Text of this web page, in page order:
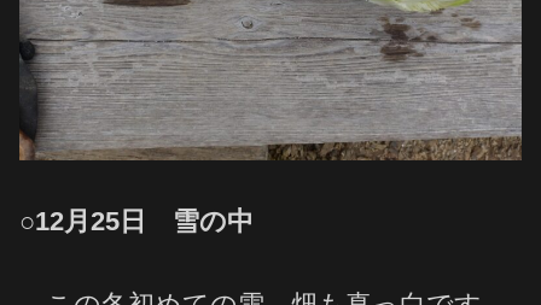
○12月25日 雪の中